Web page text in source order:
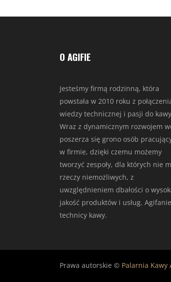
O AGIFIE
Jesteśmy firmą rodzinną, która
powstała w 2010 roku z
wiedzy technicznej i pasji do
Wraz z dynamicznym rozwojem
poszerza się grono osób
w firmie, dzięki czemu możemy
tworzyć zespoły, dla których nie
rzeczy niemożliwych, z
uwzględnieniem dbałości o
jakość produktów i usług.
technicy kawy.
Prawa autorskie © Palarnia Kawy